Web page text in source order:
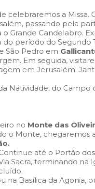
celebraremos a Missa.
passando pela
Grande Candelabro.
período do Segundo
São Pedro em
Em seguida,
em Jerusalém.
Natividade, do Campo
no Monte das
o Monte, chegaremos
até o Portão
Sacra, terminando na
na Basílica da Agonia,